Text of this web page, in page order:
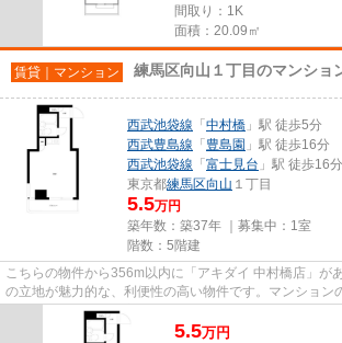
間取り：1K
面積：20.09㎡
賃貸｜マンション 練馬区向山１丁目のマンショ
西武池袋線 「 中村橋 」駅 徒歩5分
西武豊島線 「 豊島園 」駅 徒歩16分
西武池袋線 「 富士見台 」駅 徒歩16分
東京都練馬区向山 １丁目
5.5万円
築年数：築37年 ｜募集中： 1室
階数：5階建
こちらの物件から356m以内に「アキダイ 中村橋店」が
の立地が魅力的な、利便性の高い物件です。マンション
よく電車を利用する方にピッタ...
5.5万円